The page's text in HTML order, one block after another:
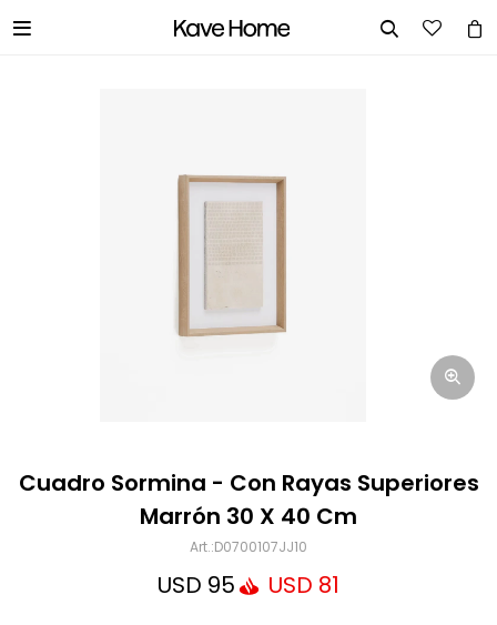
 
Cuadro Sormina - Con Rayas Superiores
Marrón 30 X 40 Cm
D0700107JJ10
USD 95 USD 81